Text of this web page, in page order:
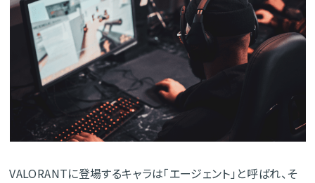
VALORANTに登場するキャラは「エージェント」と呼ばれ、そ